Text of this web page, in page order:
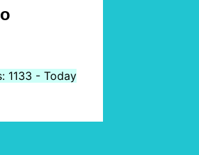
1133 - Today